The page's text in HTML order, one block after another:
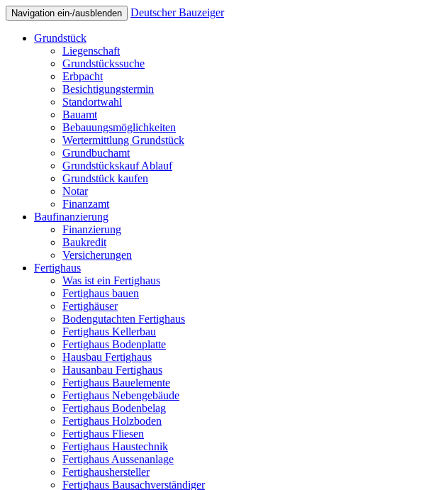
Navigation ein-/ausblenden Deutscher Bauzeiger
Grundstück
Liegenschaft
Grundstückssuche
Erbpacht
Besichtigungstermin
Standortwahl
Bauamt
Bebauungsmöglichkeiten
Wertermittlung Grundstück
Grundbuchamt
Grundstückskauf Ablauf
Grundstück kaufen
Notar
Finanzamt
Baufinanzierung
Finanzierung
Baukredit
Versicherungen
Fertighaus
Was ist ein Fertighaus
Fertighaus bauen
Fertighäuser
Bodengutachten Fertighaus
Fertighaus Kellerbau
Fertighaus Bodenplatte
Hausbau Fertighaus
Hausanbau Fertighaus
Fertighaus Bauelemente
Fertighaus Nebengebäude
Fertighaus Bodenbelag
Fertighaus Holzboden
Fertighaus Fliesen
Fertighaus Haustechnik
Fertighaus Aussenanlage
Fertighaushersteller
Fertighaus Bausachverständiger